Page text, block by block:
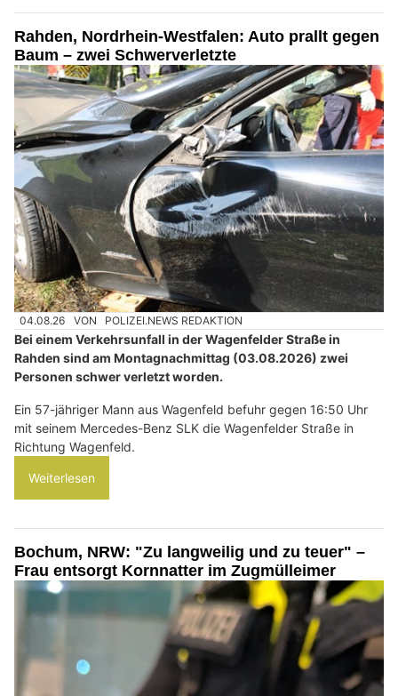
Rahden, Nordrhein-Westfalen: Auto prallt gegen
Baum – zwei Schwerverletzte
04.08.26 VON POLIZEI.NEWS REDAKTION
Bei einem Verkehrsunfall in der Wagenfelder Straße in
Rahden sind am Montagnachmittag (03.08.2026) zwei
Personen schwer verletzt worden.
Ein 57-jähriger Mann aus Wagenfeld befuhr gegen 16:50 Uhr
mit seinem Mercedes-Benz SLK die Wagenfelder Straße in
Richtung Wagenfeld.
Weiterlesen
Bochum, NRW: "Zu langweilig und zu teuer" –
Frau entsorgt Kornnatter im Zugmülleimer